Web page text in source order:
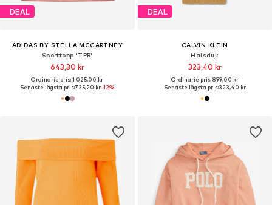
DEAL
ADIDAS BY STELLA MCCARTNEY
Sporttopp 'TPR'
643,30 kr
Ordinarie pris: 1 025,00 kr
Senaste lägsta pris:735,20 kr-12%
DEAL
CALVIN KLEIN
Halsduk
323,40 kr
Ordinarie pris: 899,00 kr
Senaste lägsta pris:323,40 kr